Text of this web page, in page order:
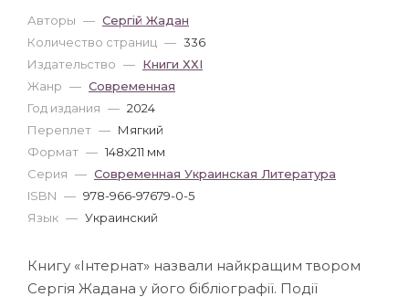
Авторы — Сергій Жадан
Количество страниц — 336
Издательство — Книги ХХІ
Жанр — Современная
Год издания — 2024
Переплет — Мягкий
Формат — 148x211 мм
Серия — Современная Украинская Литература
ISBN — 978-966-97679-0-5
Язык — Украинский
Книгу «Інтернат» назвали найкращим твором
Сергія Жадана у його бібліографії. Події